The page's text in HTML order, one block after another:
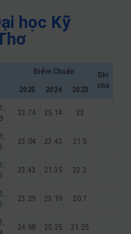
học Kỹ
Điểm Chuẩn
Ghi
chú
2025 2024 2023
23.74 25.14 23
23.04 23.43 21.5
23.43 21.35 23.3
23.29 23.19 20.7
24.68 25.25 21.25